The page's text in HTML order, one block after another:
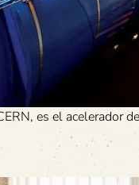
es el acelerador